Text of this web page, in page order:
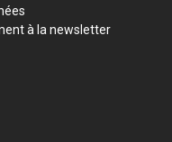
à la newsletter